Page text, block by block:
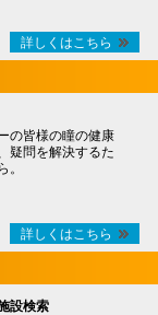
詳しくはこちら
の皆様の瞳の健康
疑問を解決するた
。
詳しくはこちら
設検索